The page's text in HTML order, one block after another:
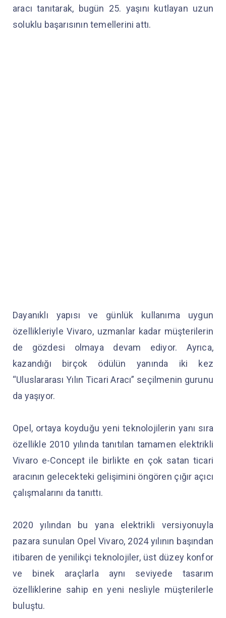
aracı tanıtarak, bugün 25. yaşını kutlayan uzun
soluklu başarısının temellerini attı.
Dayanıklı yapısı ve günlük kullanıma uygun
özellikleriyle Vivaro, uzmanlar kadar müşterilerin
de gözdesi olmaya devam ediyor. Ayrıca,
kazandığı birçok ödülün yanında iki kez
“Uluslararası Yılın Ticari Aracı” seçilmenin gurunu
da yaşıyor.
Opel, ortaya koyduğu yeni teknolojilerin yanı sıra
özellikle 2010 yılında tanıtılan tamamen elektrikli
Vivaro e-Concept ile birlikte en çok satan ticari
aracının gelecekteki gelişimini öngören çığır açıcı
çalışmalarını da tanıttı.
2020 yılından bu yana elektrikli versiyonuyla
pazara sunulan Opel Vivaro, 2024 yılının başından
itibaren de yenilikçi teknolojiler, üst düzey konfor
ve binek araçlarla aynı seviyede tasarım
özelliklerine sahip en yeni nesliyle müşterilerle
buluştu.